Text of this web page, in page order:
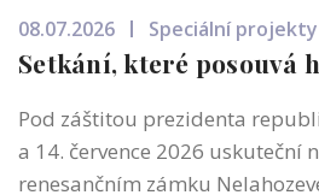
08.07.2026 Speciální projekty
Setkání, které posouvá
Pod záštitou prezidenta
a 14. července 2026 uskuteční
renesančním zámku